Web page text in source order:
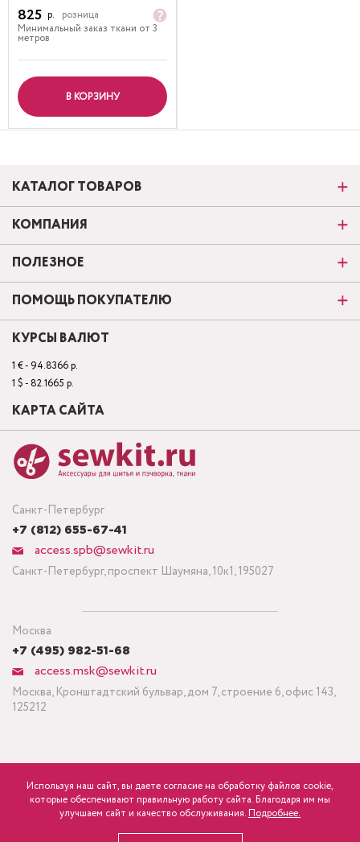
розница Минимальный заказ ткани от 3 метров
825 р.
розница
Минимальный заказ ткани от 3
метров
В КОРЗИНУ
Санкт-Петербург
+7 (812) 655-67-41
access.spb@sewkit.ru
Санкт-Петербург, проспект Шаумяна, 10к1, 195027
Москва
+7 (495) 982-51-68
access.msk@sewkit.ru
Москва, Кронштадтский бульвар, дом 7, строение 6, офис 143,
125212
КАТАЛОГ ТОВАРОВ
КОМПАНИЯ
ПОЛЕЗНОЕ
ПОМОЩЬ ПОКУПАТЕЛЮ
КУРСЫ ВАЛЮТ
1 € - 94.8366 р.
1 $ - 82.1665 р.
КАРТА САЙТА
Политика конфиденциальности
ПОДПИСАТЬСЯ НА НОВОСТИ
Используя наш сайт, вы даете согласие на обработку файлов cookie,
которые обеспечивают правильную работу сайта. Благодаря им мы
улучшаем сайт и качество обслуживания. Подробнее.